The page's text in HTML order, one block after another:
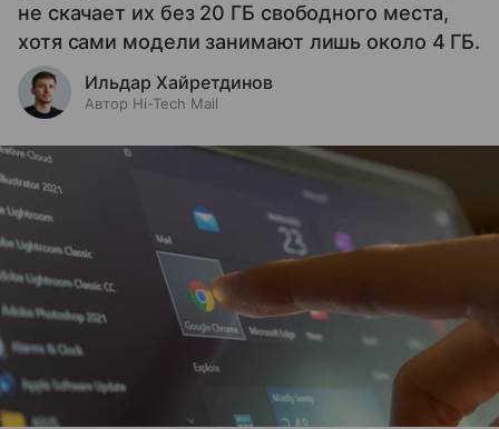
не скачает их без 20 ГБ свободного места,
хотя сами модели занимают лишь около 4 ГБ.
Ильдар Хайретдинов
Автор Hi-Tech Mail